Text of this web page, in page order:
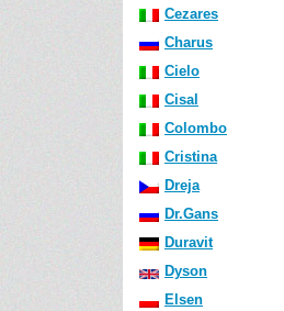
Cezares
Charus
Cielo
Cisal
Colombo
Cristina
Dreja
Dr.Gans
Duravit
Dyson
Elsen